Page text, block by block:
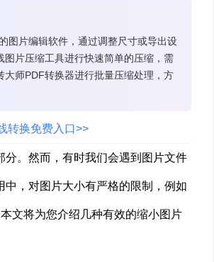
图片编辑软件，通过调整尺寸或导出设
片压缩工具进行快速简单的压缩，需
师PDF转换器进行批量压缩处理，方
转换免费入口>>
。然而，有时我们会遇到图片文件
，对图片大小有严格的限制，例如
文将为您介绍几种有效的缩小图片